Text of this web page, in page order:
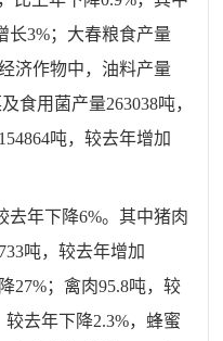
长3%；大春粮食产量
济作物中，油料产量
食用菌产量263038吨，
吨，较去年增加
去年下降6%。其中猪肉
吨，较去年增加
27%；禽肉95.8吨，较
去年下降2.3%，蜂蜜